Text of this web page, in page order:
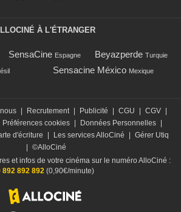
À L'ÉTRANGER
SensaCine Espagne Beyazperde Turquie
Sensacine México Mexique
Recrutement Publicité CGU CGV
Préférences cookies Données Personnelles
d'écriture Les services AlloCiné
Gérer Utiq
©AlloCiné
et infos de votre cinéma sur le numéro AlloCiné :
892 892 892(0,90€/minute)